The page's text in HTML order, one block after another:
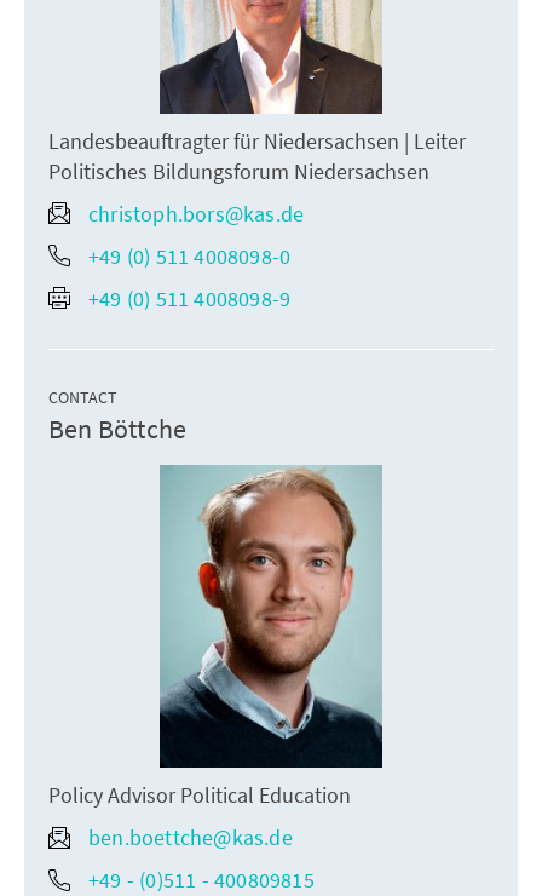
Landesbeauftragter für Niedersachsen | Leiter
Politisches Bildungsforum Niedersachsen
christoph.bors@kas.de
+49 (0) 511 4008098-0
+49 (0) 511 4008098-9
CONTACT
Ben Böttche
Policy Advisor Political Education
ben.boettche@kas.de
+49 - (0)511 - 400809815